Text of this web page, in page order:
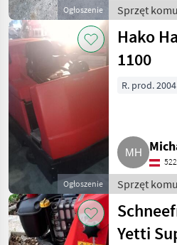
Ogłoszenie
Sprzęt
/ Inny sprzęt
komunalny
Ogłoszenie
Hako
1100
R. prod. 2004
Sprzęt
/ Zamiatarki
Yetti